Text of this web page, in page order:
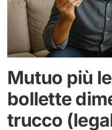
Mutuo più
bollette
trucco